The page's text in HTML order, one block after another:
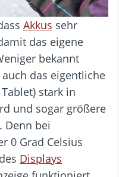
Akkus sehr
das eigene
bekannt
das eigentliche
stark in
und sogar größere
Denn bei
0 Grad Celsius
Displays